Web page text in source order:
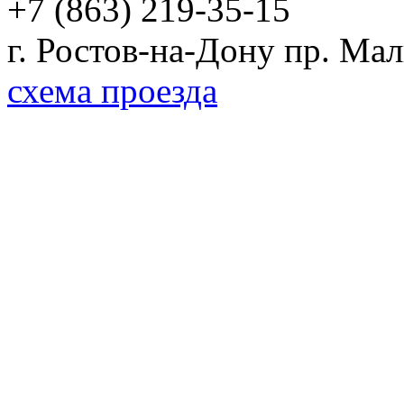
+7 (863) 219-35-15
г. Ростов-на-Дону пр.
схема проезда